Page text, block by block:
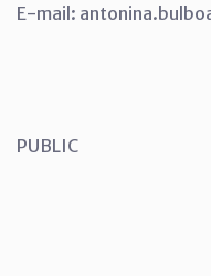
E-mail:
p.